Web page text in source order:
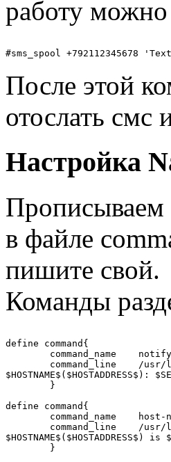
работу
После этой
отослать смс
Настройка
Прописываем
в файле
пишите свой.
Команды
define command{
command_name
command_line    /
$HOSTNAME$($HOSTADDRESS$):
        }
define command{
command_name    host-
command_line    /
$HOSTNAME$($HOSTADDRESS$)